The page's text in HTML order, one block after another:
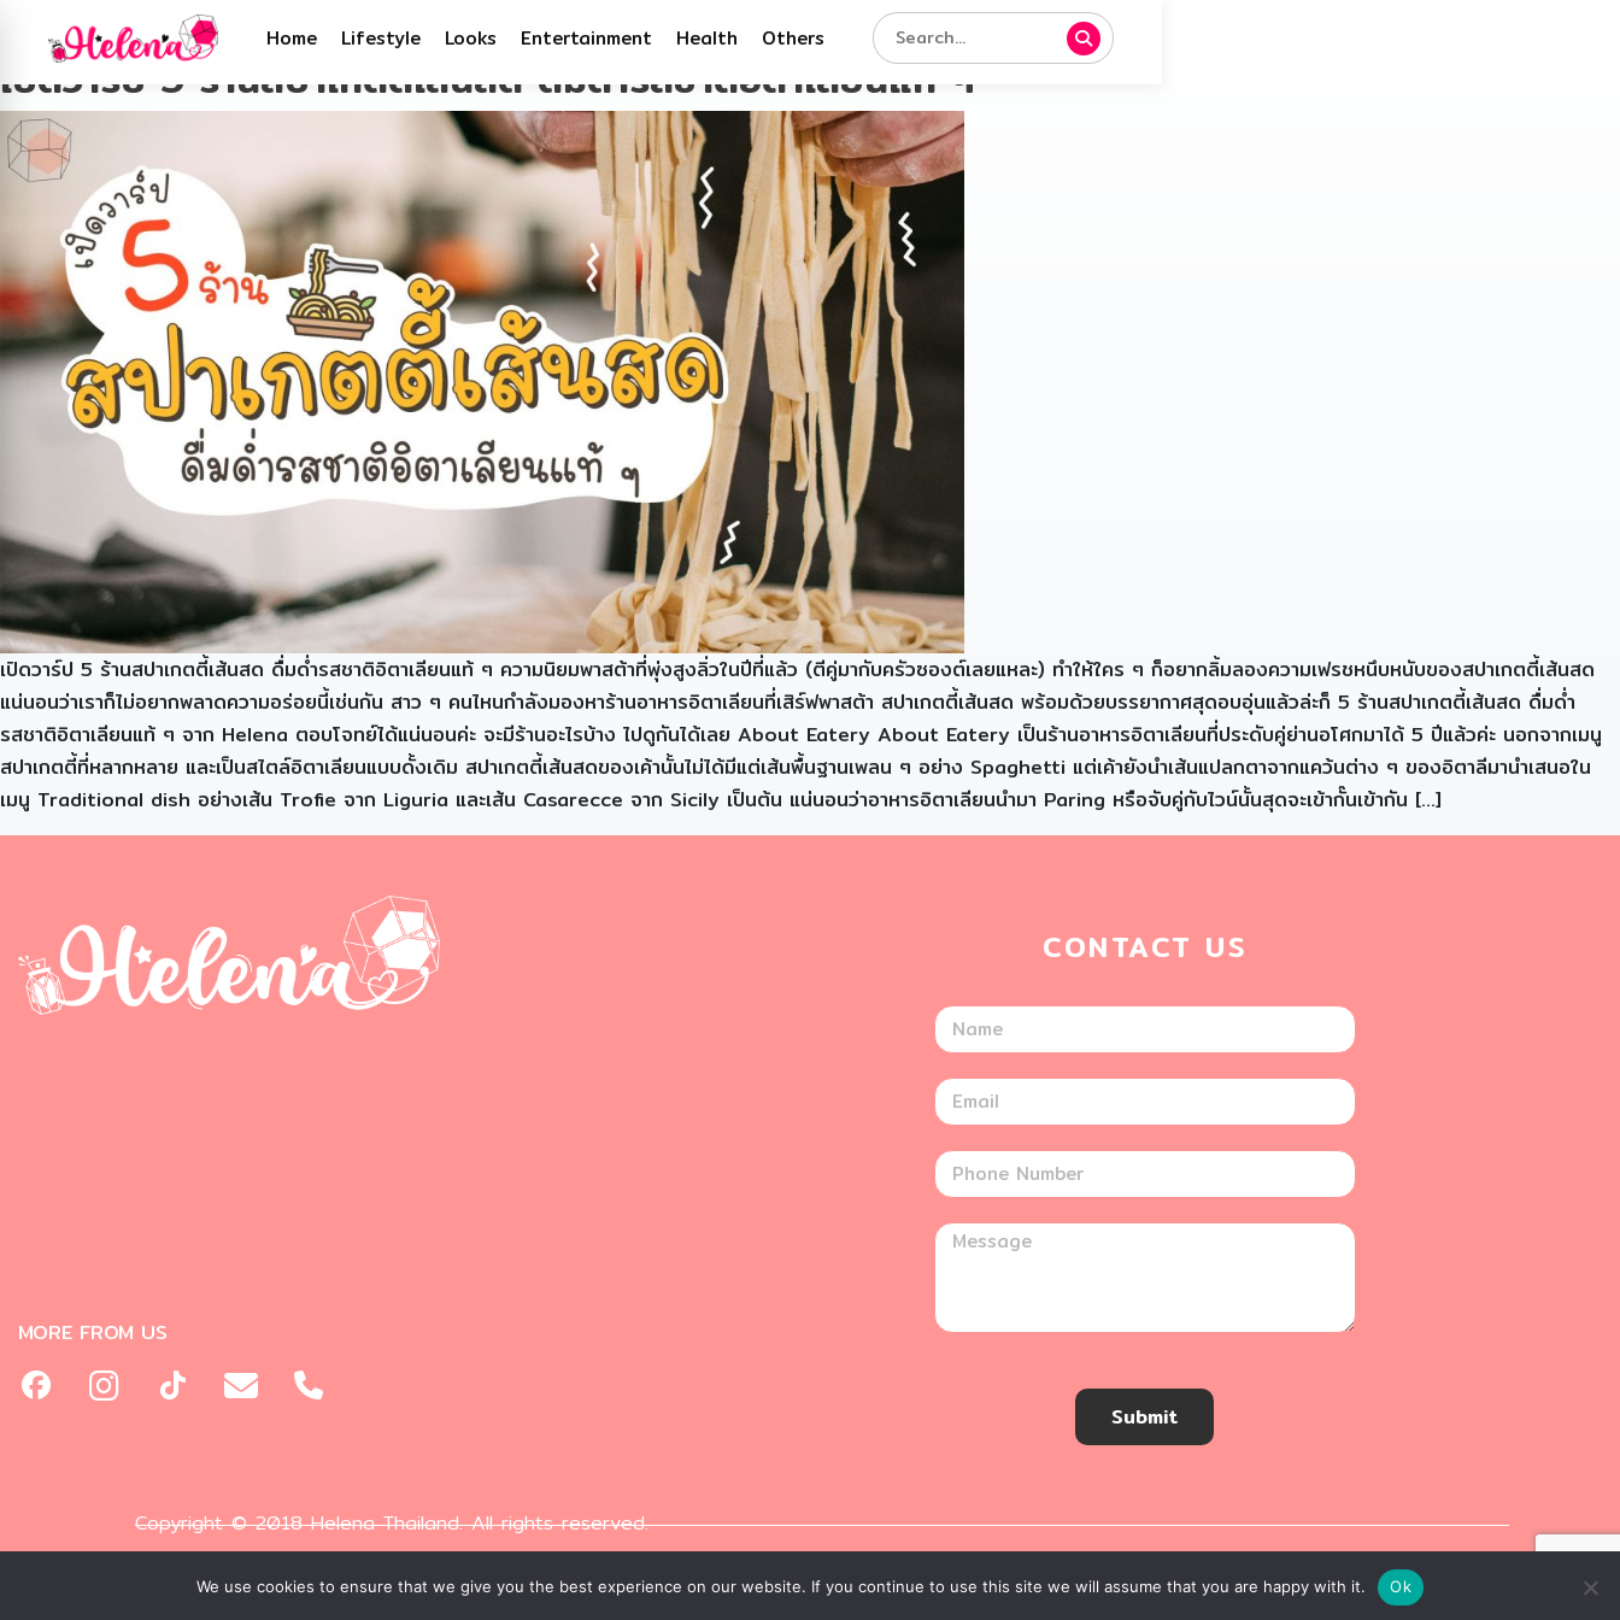
Home Lifestyle Looks Entertainment Health Others
Tag:สปาเกตตี้
เปิดวาร์ป 5 ร้านสปาเกตตี้เส้นสด ดื่มด่ำรสชาติอิตาเลียนแท้ ๆ
เปิดวาร์ป 5 ร้านสปาเกตตี้เส้นสด ดื่มด่ำรสชาติอิตาเลียนแท้ ๆ ความนิยมพาสต้าที่พุ่งสูงลิ่วในปีที่แล้ว (ตีคู่มากับครัวซองต์เลยแหละ) ทำให้ใคร ๆ ก็อยากลิ้มลองความเฟรชหนึบหนับของสปาเกตตี้เส้นสด
แน่นอนว่าเราก็ไม่อยากพลาดความอร่อยนี้เช่นกัน สาว ๆ คนไหนกำลังมองหาร้านอาหารอิตาเลียนที่เสิร์ฟพาสต้า สปาเกตตี้เส้นสด พร้อมด้วยบรรยากาศสุดอบอุ่นแล้วล่ะก็ 5 ร้านสปาเกตตี้เส้นสด ดื่มด่ำ
รสชาติอิตาเลียนแท้ ๆ จาก Helena ตอบโจทย์ได้แน่นอนค่ะ จะมีร้านอะไรบ้าง ไปดูกันได้เลย About Eatery About Eatery เป็นร้านอาหารอิตาเลียนที่ประดับคู่ย่านอโศกมาได้ 5 ปีแล้วค่ะ นอกจากเมนู
สปาเกตตี้ที่หลากหลาย และเป็นสไตล์อิตาเลียนแบบดั้งเดิม สปาเกตตี้เส้นสดของเค้านั้นไม่ได้มีแต่เส้นพื้นฐานเพลน ๆ อย่าง Spaghetti แต่เค้ายังนำเส้นแปลกตาจากแคว้นต่าง ๆ ของอิตาลีมานำเสนอใน
เมนู Traditional dish อย่างเส้น Trofie จาก Liguria และเส้น Casarecce จาก Sicily เป็นต้น แน่นอนว่าอาหารอิตาเลียนนำมา Paring หรือจับคู่กับไวน์นั้นสุดจะเข้ากั๊นเข้ากัน […]
MORE FROM US
CONTACT US
Submit
Copyright © 2018 Helena Thailand. All rights reserved.
We use cookies to ensure that we give you the best experience on our website. If you continue to use this site we will assume that you are happy with it. Ok